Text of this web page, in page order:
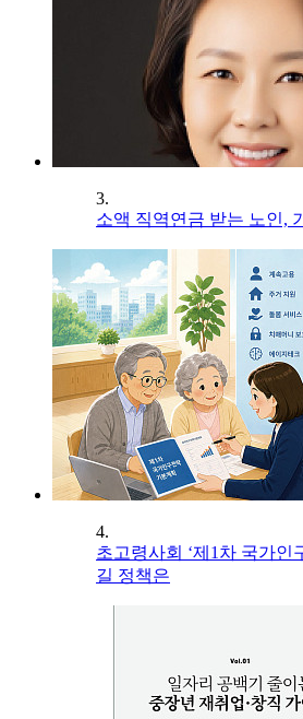
3.
소액 직역연금 받는 노인,
4.
초고령사회 ‘제1차 국가인
길 정책은